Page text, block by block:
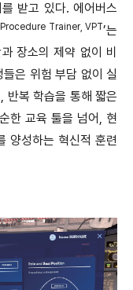
받고 있다. 에어버스
Trainer, VPT’는
장소의 제약 없이 비
은 위험 부담 없이 실
반복 학습을 통해 짧은
한 교육 툴을 넘어, 현
양성하는 혁신적 훈련